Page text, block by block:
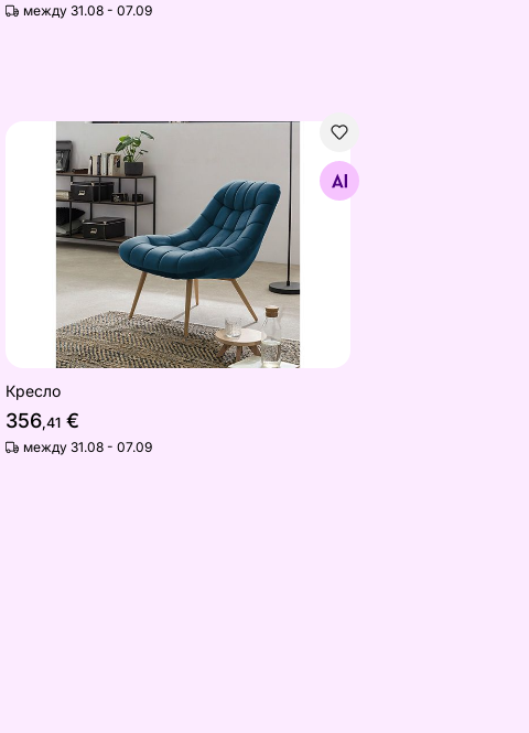
между 31.08 - 07.09
Кресло
Найдите похожие
Кресло
356,41€
между 31.08 - 07.09